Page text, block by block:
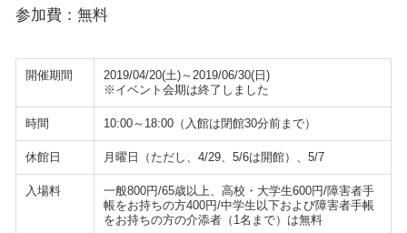
参加費：無料
開催期間
2019/04/20(土)～2019/06/30(日)
※イベント会期は終了しました
時間 10:00～18:00（入館は閉館30分前まで）
休館日 月曜日（ただし、4/29、5/6は開館）、5/7
入場料
一般800円/65歳以上、高校・大学生600円/障害者手
帳をお持ちの方400円/中学生以下および障害者手帳
をお持ちの方の介添者（1名まで）は無料